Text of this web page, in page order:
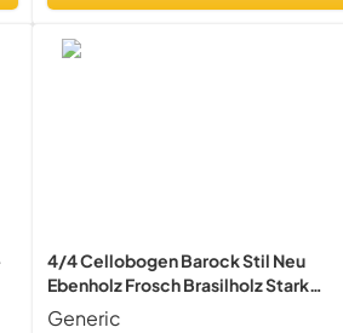
4/4 Cellobogen Barock Stil Neu
Ebenholz Frosch Brasilholz Stark
Gerade
Generic